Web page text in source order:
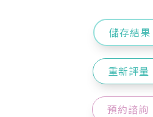
儲存結果
重新評量
預約諮詢